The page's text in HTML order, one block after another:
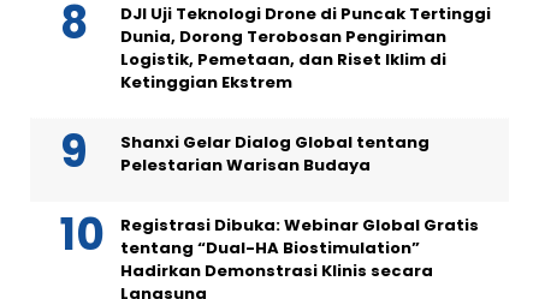
DJI Uji Teknologi Drone di Puncak Tertinggi
Dunia, Dorong Terobosan Pengiriman
Logistik, Pemetaan, dan Riset Iklim di
Ketinggian Ekstrem
Shanxi Gelar Dialog Global tentang
Pelestarian Warisan Budaya
Registrasi Dibuka: Webinar Global Gratis
tentang “Dual-HA Biostimulation”
Hadirkan Demonstrasi Klinis secara
Langsung